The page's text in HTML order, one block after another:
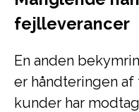
fejlleverancer
En anden
er håndteringen
kunder har